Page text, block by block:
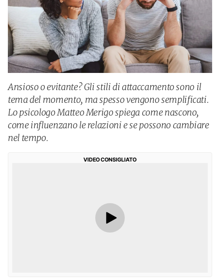
Ansioso o evitante? Gli stili di attaccamento sono il
tema del momento, ma spesso vengono semplificati.
Lo psicologo Matteo Merigo spiega come nascono,
come influenzano le relazioni e se possono cambiare
nel tempo.
VIDEO CONSIGLIATO